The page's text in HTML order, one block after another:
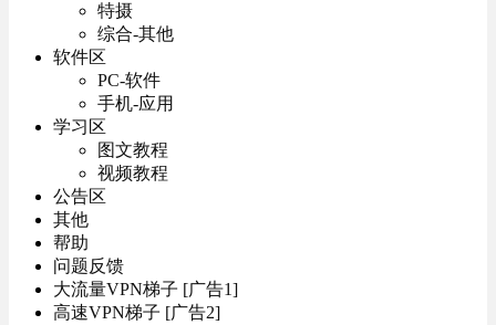
特摄
综合-其他
软件区
PC-软件
手机-应用
学习区
图文教程
视频教程
公告区
其他
帮助
问题反馈
大流量VPN梯子 [广告1]
高速VPN梯子 [广告2]